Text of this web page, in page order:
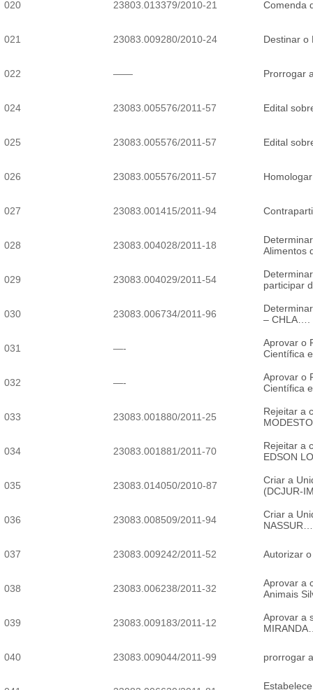
020 23803.013379/2010-21 Comenda
021 23083.009280/2010-24 Destinar o
022 —— Prorrogar
024 23083.005576/2011-57 Edital
025 23083.005576/2011-57 Edital
026 23083.005576/2011-57
027 23083.001415/2011-94
028 23083.004028/2011-18
Alimentos
029 23083.004029/2011-54
participar
030 23083.006734/2011-96
– CHLA….
031 —-
Aprovar o
Científica
032 —-
Aprovar o
Científica
033 23083.001880/2011-25
Rejeitar a
034 23083.001881/2011-70
Rejeitar a
EDSON
035 23083.014050/2010-87
Criar a
(DCJUR-
036 23083.008509/2011-94
Criar a
NASSUR…
037 23083.009242/2011-52 Autorizar
038 23083.006238/2011-32
Aprovar a
Animais
039 23083.009183/2011-12
Aprovar a
040 23083.009044/2011-99 prorrogar